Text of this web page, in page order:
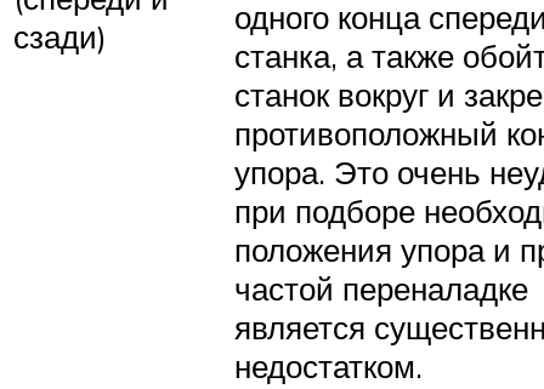
сзади)
одного конца
станка, а также
станок вокруг и
противоположный
упора. Это очень
при подборе
положения упора и
частой переналадке
является
недостатком.